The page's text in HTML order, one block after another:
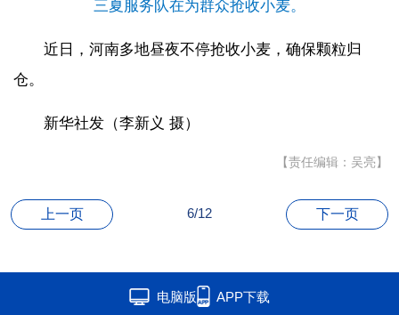
三夏服务队在为群众抢收小麦。
近日，河南多地昼夜不停抢收小麦，确保颗粒归
仓。
新华社发（李新义 摄）
【责任编辑：吴亮】
上一页 6/12 下一页
电脑版 APP下载